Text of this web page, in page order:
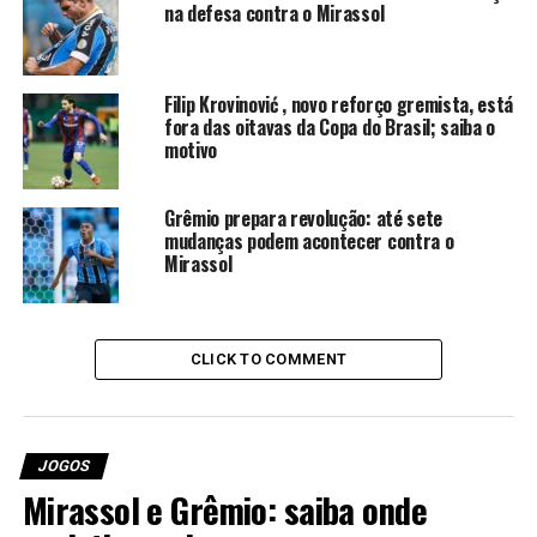
Tiago Volpi; Igor Serrote, Jemerson, Wagner
Leonardo e Lucas Esteves; Camilo, Villasanti, Kike
Olivera, Edenilson e Amuzu; Arezo.
Técnico:
Gustavo Quinteros.
Quem apita Ceará x Grêmio
Edina Alves Batista, auxiliada por Danilo Ricardo
Simon Manis e Fabrini Bevilaqua Costa (trio de
SP). VAR:Caio Max Augusto Vieira (GO).
O Premiere anuncia a transmissão.
o confronto
na defesa contra o Mirassol
Filip Krovinović , novo reforço gremista, está
fora das oitavas da Copa do Brasil; saiba o
motivo
Grêmio prepara revolução: até sete
mudanças podem acontecer contra o
Mirassol
CLICK TO COMMENT
JOGOS
Mirassol e Grêmio: saiba onde